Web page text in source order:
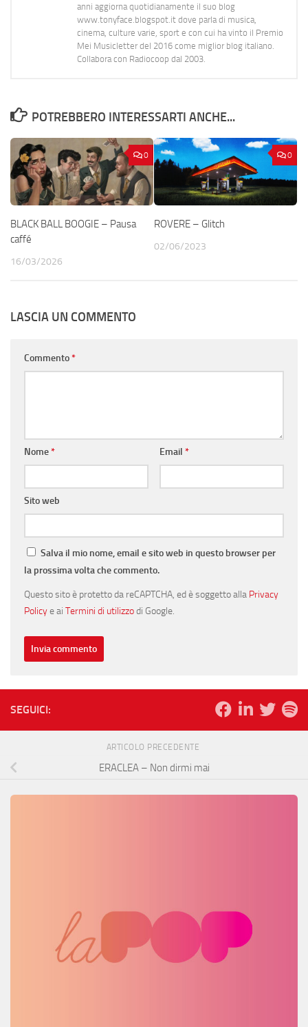
anni aggiorna quotidianamente il suo blog
www.tonyface.blogspot.it dove parla di musica,
cinema, culture varie, sport e con cui ha vinto il Premio
Mei Musicletter del 2016 come miglior blog italiano.
Collabora con Radiocoop dal 2003.
POTREBBERO INTERESSARTI ANCHE...
0
BLACK BALL BOOGIE – Pausa
caffé
16/03/2026
0
ROVERE – Glitch
02/06/2023
LASCIA UN COMMENTO
Commento*
Nome* Email *
Sito web
Salva il mio nome, email e sito web in questo browser per
la prossima volta che commento.
Questo sito è protetto da reCAPTCHA, ed è soggetto alla Privacy
Policye ai Termini di utilizzodi Google.
SEGUICI:
ARTICOLO PRECEDENTE
ERACLEA – Non dirmi mai